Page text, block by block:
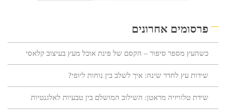
פרסומים אחרונים
כשהעץ מספר סיפור – הקסם של פינת אוכל מעץ בעיצוב קלאסי
שידות עץ לחדר שינה: איך לשלב בין נוחות ליופי?
שידת טלוויזיה מראטן: השילוב המושלם בין טבעיות לאלגנטיות